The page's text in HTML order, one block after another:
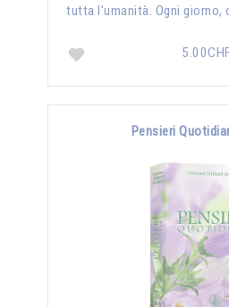
tutta l'umanità. Ogni giorno,
Pensieri